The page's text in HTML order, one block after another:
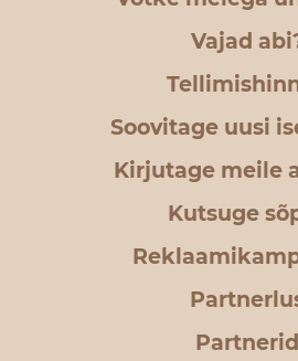
Vajad
Soovitage uusi
Kirjutage meile
Kutsuge
Partnerid